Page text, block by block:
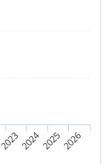
2023202420252026